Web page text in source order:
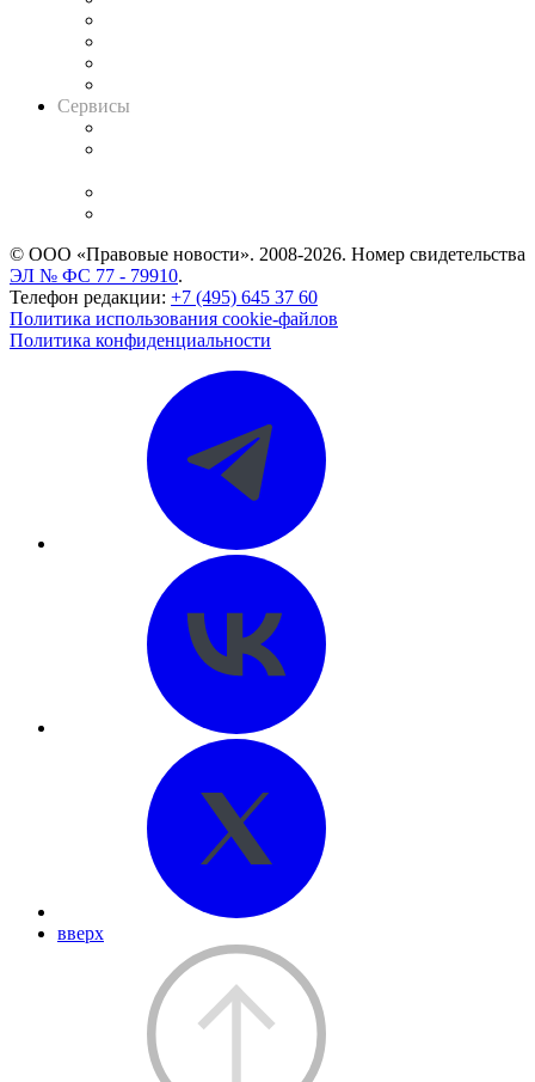
Сервисы
© ООО «Правовые новости». 2008-2026. Номер свидетельства
ЭЛ № ФС 77 - 79910.
Телефон редакции: +7 (495) 645 37 60
Политика использования cookie-файлов
Политика конфиденциальности
вверх